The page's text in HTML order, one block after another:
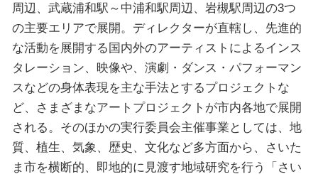
周辺、武蔵浦和駅～中浦和駅周辺、岩槻駅周辺の3つ
の主要エリアで展開。ディレクターが直轄し、先進的
な活動を展開する国内外のアーティストによるインス
タレーション、映像や、演劇・ダンス・パフォーマン
スなどの身体表現を主な手法とするプロジェクトな
ど、さまざまなアートプロジェクトが市内各地で展開
される。そのほかの実行委員会主催事業としては、地
質、植生、気象、歴史、文化など多方面から、さいた
ま市を横断的、即地的に見渡す地域研究を行う「さい